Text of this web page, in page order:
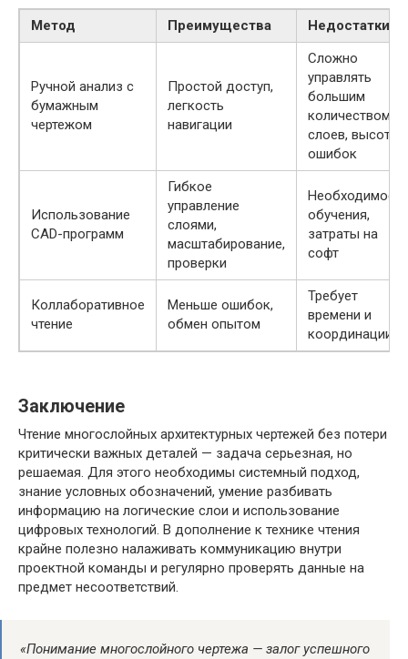
Метод Преимущества Недостатки
Ручной анализ с
бумажным
чертежом
Простой доступ,
легкость
навигации
Сложно
управлять
большим
количеством
слоев, высота
ошибок
Использование
CAD-программ
Гибкое
управление
слоями,
масштабирование,
проверки
Необходимость
обучения,
затраты на
софт
Коллаборативное
чтение
Меньше ошибок,
обмен опытом
Требует
времени и
координации
Заключение
Чтение многослойных архитектурных чертежей без потери
критически важных деталей — задача серьезная, но
решаемая. Для этого необходимы системный подход,
знание условных обозначений, умение разбивать
информацию на логические слои и использование
цифровых технологий. В дополнение к технике чтения
крайне полезно налаживать коммуникацию внутри
проектной команды и регулярно проверять данные на
предмет несоответствий.
«Понимание многослойного чертежа — залог успешного